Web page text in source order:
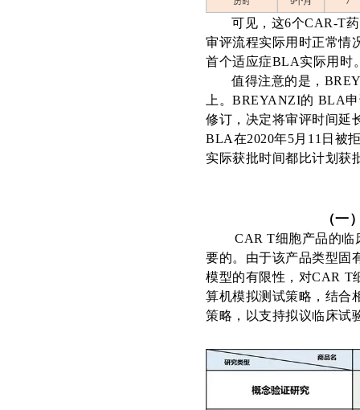
可见，这6个CAR-T
审评流程实际用时正常情
首个适应症BLA实际用时
值得注意的是，B
上。BREYANZI的 BLA
修订，决定将审评时间延
BLA在2020年5月11 日被
实际获批时间都比计划获
（一
CAR T细胞产品的临
要的。由于该产品类型固
模型的有限性，对CAR T
算机模拟测试策略，结合
策略，以支持拟议临床试